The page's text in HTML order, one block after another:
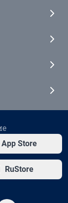
App Store
RuStore